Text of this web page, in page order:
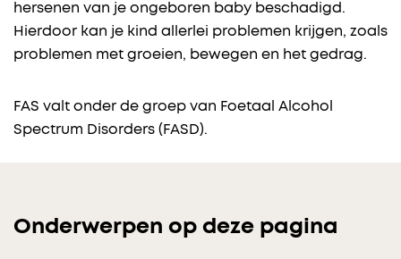
hersenen van je ongeboren baby beschadigd.
Hierdoor kan je kind allerlei problemen krijgen, zoals
problemen met groeien, bewegen en het gedrag.
FAS valt onder de groep van Foetaal Alcohol
Spectrum Disorders (FASD).
Onderwerpen op deze pagina